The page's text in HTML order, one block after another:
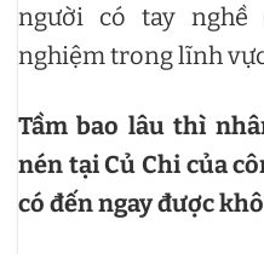
người có tay nghề
nghiệm trong lĩnh
Tầm bao lâu thì
nén tại Củ Chi của
có đến ngay được